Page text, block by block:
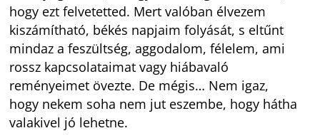
hogy ezt felvetetted. Mert valóban élvezem
kiszámítható, békés napjaim folyását, s eltűnt
mindaz a feszültség, aggodalom, félelem, ami
rossz kapcsolataimat vagy hiábavaló
reményeimet övezte. De mégis… Nem igaz,
hogy nekem soha nem jut eszembe, hogy hátha
valakivel jó lehetne.